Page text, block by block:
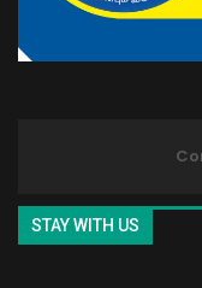
STAY WITH US